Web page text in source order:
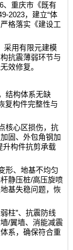
、重庆市《既有
2023，建立“体
格落实《建设工
采用有限元建模
抗震薄弱环节与
效修复。
结构体系无缺
复构件完整性与
核心区损伤，抗
固、外包角钢加
升构件抗剪承载
形、地基不均匀
静压桩/高压旋喷
基失稳问题，恢
柱”、抗震防线
/翼墙、消能减震
系，确保符合重